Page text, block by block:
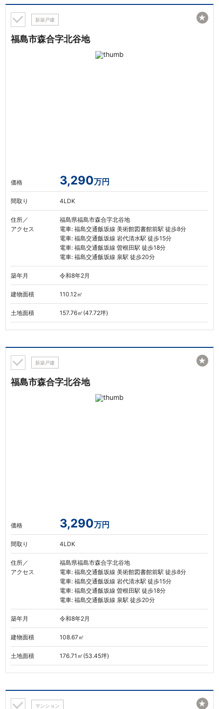
新築戸建
福島市森合字北谷地
価格 3,290万円
間取り 4LDK
住所／
アクセス
福島県福島市森合字北谷地
電車: 福島交通飯坂線 美術館図書館前駅 徒歩8分
電車: 福島交通飯坂線 岩代清水駅 徒歩15分
電車: 福島交通飯坂線 曽根田駅 徒歩18分
電車: 福島交通飯坂線 泉駅 徒歩20分
築年月 令和8年2月
建物面積 110.12㎡
土地面積 157.76㎡(47.72坪)
★
新築戸建
福島市森合字北谷地
価格 3,290万円
間取り 4LDK
住所／
アクセス
福島県福島市森合字北谷地
電車: 福島交通飯坂線 美術館図書館前駅 徒歩8分
電車: 福島交通飯坂線 岩代清水駅 徒歩15分
電車: 福島交通飯坂線 曽根田駅 徒歩18分
電車: 福島交通飯坂線 泉駅 徒歩20分
築年月 令和8年2月
建物面積 108.67㎡
土地面積 176.71㎡(53.45坪)
★
マンション ★